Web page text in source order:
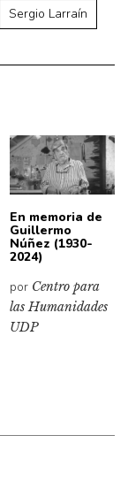
Sergio Larraín
En memoria de
Guillermo
Núñez (1930-
2024)
por Centro para
las Humanidades
UDP